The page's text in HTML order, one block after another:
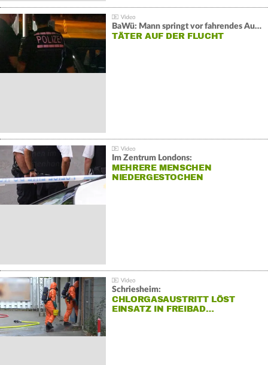
BaWü: Mann springt vor fahrendes Auto und schießt
TÄTER AUF DER FLUCHT
Im Zentrum Londons:
MEHRERE MENSCHEN
NIEDERGESTOCHEN
Schriesheim:
CHLORGASAUSTRITT LÖST
EINSATZ IN FREIBAD…